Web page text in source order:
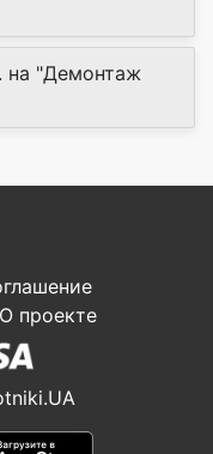
на "Демонтаж
О проекте